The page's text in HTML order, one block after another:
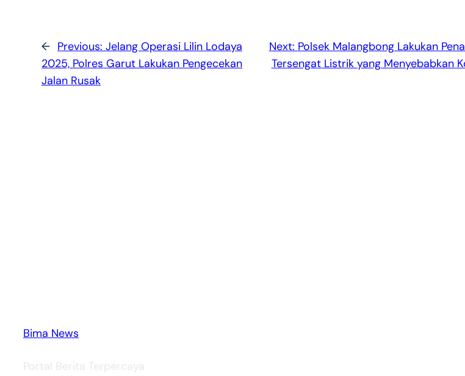
← Previous: Jelang Operasi Lilin Lodaya
2025, Polres Garut Lakukan Pengecekan
Jalan Rusak
Next: Polsek Malangbong Lakukan
Tersengat Listrik yang Menyebabkan
Bima News
Portal Berita Terpercaya